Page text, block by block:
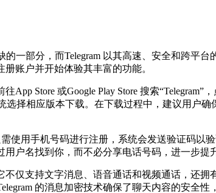
一部分，而Telegram 以其高速、安全和跨平
账户并开始体验其丰富的功能。
Store 或Google Play Store 搜索“Telegram”
选择相应版本下载。在下载过程中，建议用户
使用手机号码进行注册，系统会发送验证码以
户名找到你，而不必分享电话号码，进一步提
不仅支持文字消息、语音通话和视频通话，还
的消息加密技术确保了聊天内容的安全性